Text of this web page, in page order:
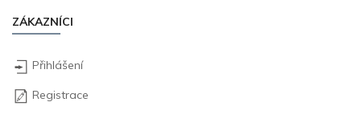
ZÁKAZNÍCI
Přihlášení
Registrace